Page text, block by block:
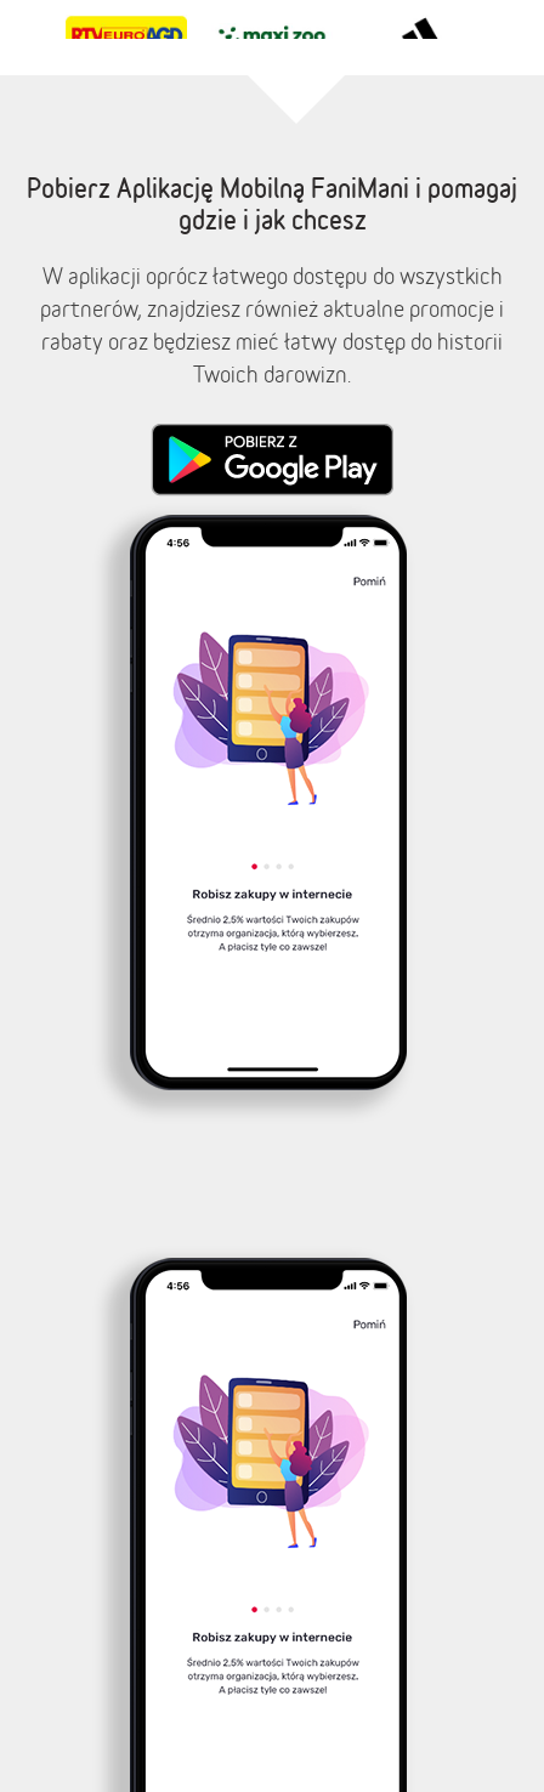
Pobierz Aplikację Mobilną FaniMani i pomagaj
gdzie i jak chcesz
W aplikacji oprócz łatwego dostępu do wszystkich
partnerów, znajdziesz również aktualne promocje i
rabaty oraz będziesz mieć łatwy dostęp do historii
Twoich darowizn.